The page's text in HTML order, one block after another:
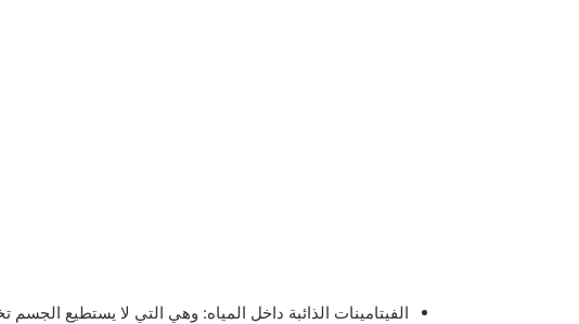
الفيتامينات الذائبة داخل المياه: وهي التي لا يستطيع